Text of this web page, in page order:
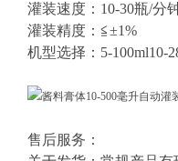
灌装速度：10-30瓶/分
灌装精度：≦±1%
机型选择：5-100ml10-
售后服务：